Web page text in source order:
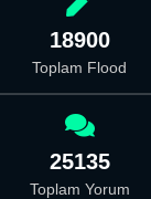
18900
Toplam Flood
25135
Toplam Yorum